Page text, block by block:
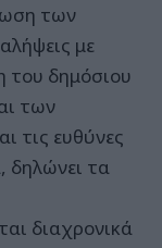
των
με
του δημόσιου
των
τις ευθύνες
δηλώνει τα
διαχρονικά